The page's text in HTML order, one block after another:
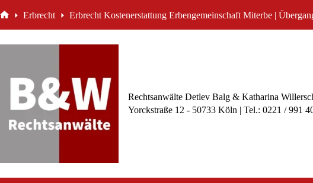
Inhalt Erbrecht Erbrecht Kostenerstattung Erbengemeinschaft Miterbe |
Rechtsanwälte Detlev Balg & Katharina
Yorckstraße 12 - 50733 Köln | Tel.: 0221 / 991